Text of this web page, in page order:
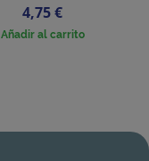
Precio
4,75 €
Añadir al carrito